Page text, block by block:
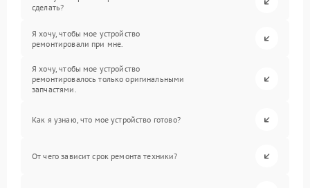
сделать?
Я хочу, чтобы мое устройство
ремонтировали при мне.
Я хочу, чтобы мое устройство
ремонтировалось только оригинальными
запчастями.
Как я узнаю, что мое устройство готово?
От чего зависит срок ремонта техники?